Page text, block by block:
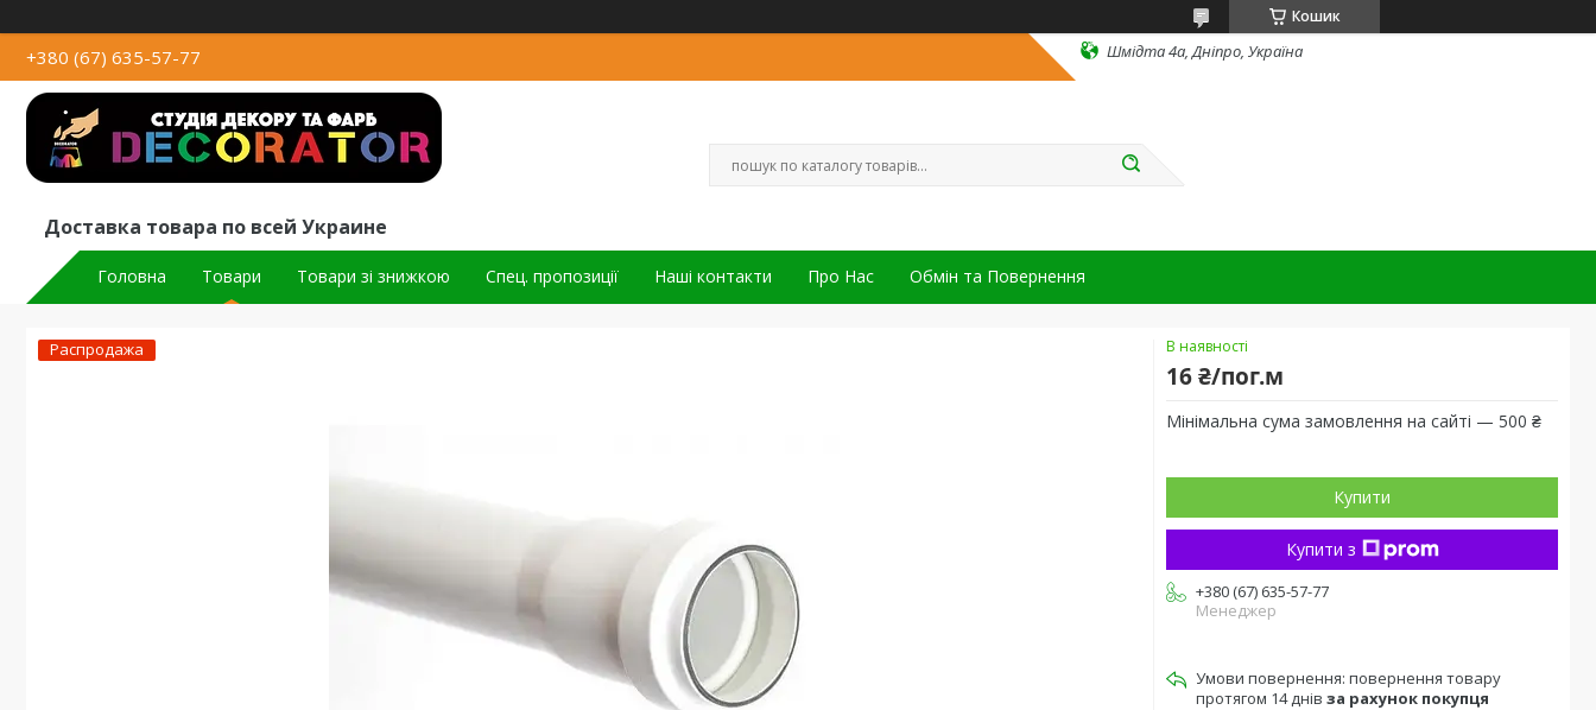
Кошик
+380 (67) 635-57-77 Шмідта 4а, Дніпро, Україна
Доставка товара по всей Украине
Головна Товари Товари зі знижкою Спец. пропозиції Наші контакти Про Нас Обмін та Повернення
Распродажа В наявності
16 ₴/пог.м
Мінімальна сума замовлення на сайті — 500 ₴
Купити
Купити з
+380 (67) 635-57-77
Менеджер
повернення товару
протягом 14 днів за рахунок покупця